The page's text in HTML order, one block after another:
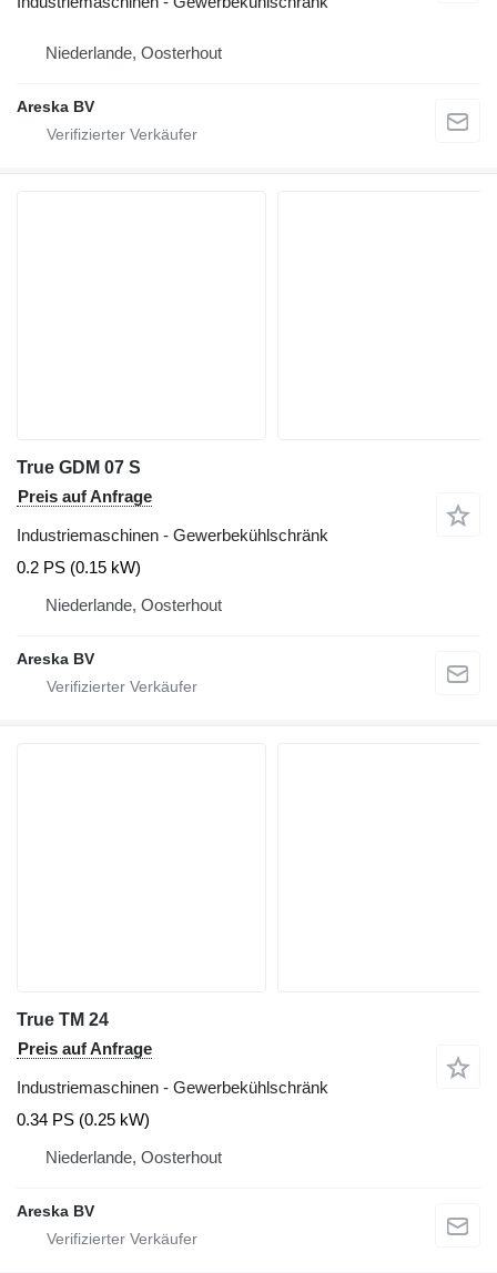
Niederlande, Oosterhout
Areska BV
True GDM 07 S
Preis auf Anfrage
Industriemaschinen - Gewerbekühlschränk
0.2 PS (0.15 kW)
Niederlande, Oosterhout
Areska BV
True TM 24
Preis auf Anfrage
Industriemaschinen - Gewerbekühlschränk
0.34 PS (0.25 kW)
Niederlande, Oosterhout
Areska BV